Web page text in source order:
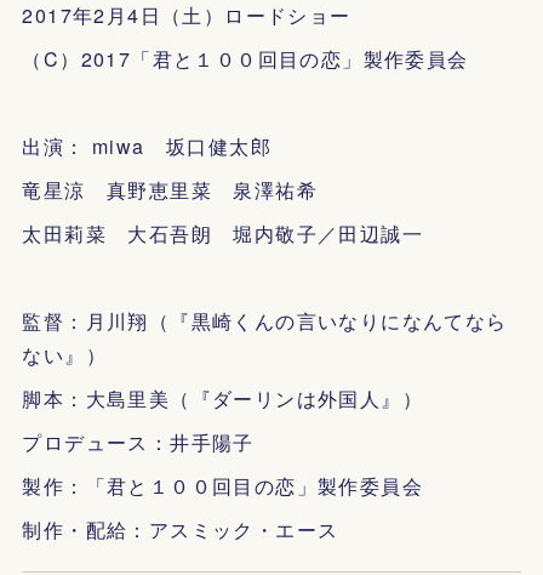
2017年2月4日（土）ロードショー
（C）2017「君と１００回目の恋」製作委員会
出演： miwa 坂口健太郎
竜星涼 真野恵里菜 泉澤祐希
太田莉菜 大石吾朗 堀内敬子／田辺誠一
監督：月川翔（『黒崎くんの言いなりになんてなら
ない』）
脚本：大島里美（『ダーリンは外国人』）
プロデュース：井手陽子
製作：「君と１００回目の恋」製作委員会
制作・配給：アスミック・エース